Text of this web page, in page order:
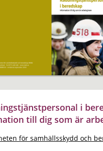
i
till dig som är
för samhällsskydd och